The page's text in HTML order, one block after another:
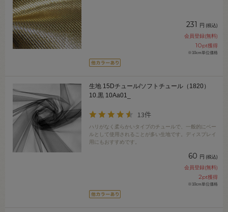
231 円 (税込)
会員登録(無料)
10pt獲得
※10cm単位価格
生地 15Dチュール/ソフトチュール（1820）
10.黒 10Aa01_
13件
ハリがなく柔らかいタイプのチュールで、一般的にベー
ルとして使用されることが多い生地です。ディスプレイ
用にもおすすめです。
60 円 (税込)
会員登録(無料)
2pt獲得
※10cm単位価格